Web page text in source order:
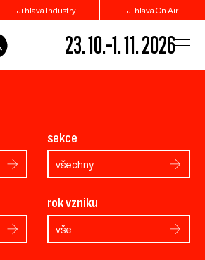
Ji.hlava Industry Ji.hlava On Air
23. 10.–1. 11. 2026
sekce
všechny
rok vzniku
vše